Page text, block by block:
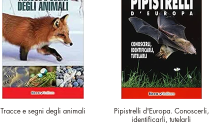
Tracce e segni degli animali
Pipistrelli d'Europa. Conoscerli,
identificarli, tutelarli